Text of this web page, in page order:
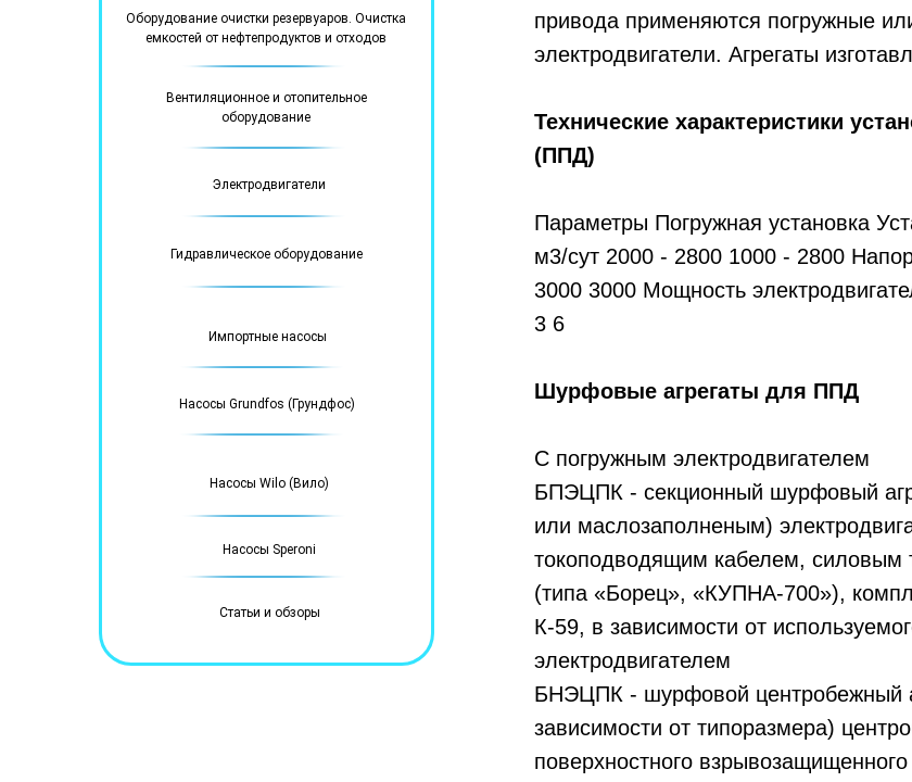
Оборудование очистки резервуаров. Очистка
емкостей от нефтепродуктов и отходов
Вентиляционное и отопительное
оборудование
Электродвигатели
Гидравлическое оборудование
Импортные насосы
Насосы Grundfos (Грундфос)
Насосы Wilo (Вило)
Насосы Speroni
Статьи и обзоры
привода применяются погружные
электродвигатели. Агрегаты
Технические характеристики
(ППД)
Параметры Погружная установка
м3/сут 2000 - 2800 1000 - 2800
3000 3000 Мощность
3 6
Шурфовые агрегаты для ППД
С погружным электродвигателем
БПЭЦПК - секционный шурфовый
или маслозаполненым)
токоподводящим кабелем, силовым
(типа «Борец», «КУПНА-700»),
К-59, в зависимости от
электродвигателем
БНЭЦПК - шурфовой центробежный
зависимости от типоразмера)
поверхностного